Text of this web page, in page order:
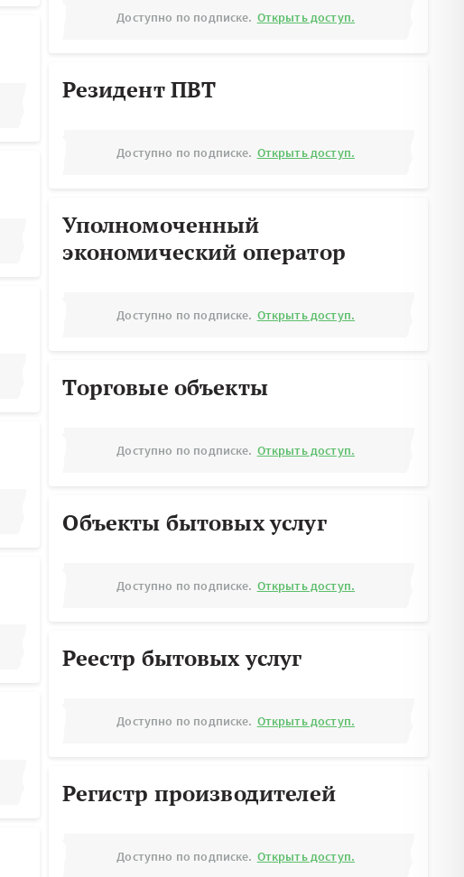
Доступно по подписке. Открыть доступ.
Резидент ПВТ
Доступно по подписке. Открыть доступ.
Уполномоченный
экономический оператор
Доступно по подписке. Открыть доступ.
Торговые объекты
Доступно по подписке. Открыть доступ.
Объекты бытовых услуг
Доступно по подписке. Открыть доступ.
Реестр бытовых услуг
Доступно по подписке. Открыть доступ.
Регистр производителей
Доступно по подписке. Открыть доступ.